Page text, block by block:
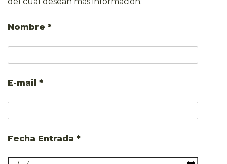
Nombre *
E-mail *
Fecha Entrada *